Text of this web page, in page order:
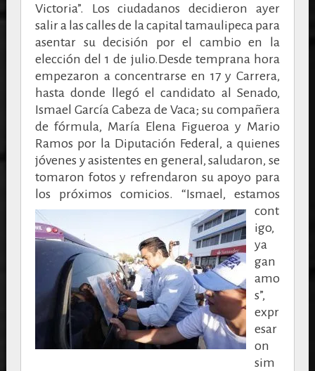
Victoria”. Los ciudadanos decidieron ayer
salir a las calles de la capital tamaulipeca para
asentar su decisión por el cambio en la
elección del 1 de julio.Desde temprana hora
empezaron a concentrarse en 17 y Carrera,
hasta donde llegó el candidato al Senado,
Ismael García Cabeza de Vaca; su compañera
de fórmula, María Elena Figueroa y Mario
Ramos por la Diputación Federal, a quienes
jóvenes y asistentes en general, saludaron, se
tomaron fotos y refrendaron su apoyo para
los próximos comicios.“Ismael, estamos
cont
igo,
ya
gan
amo
s”,
expr
esar
on
sim